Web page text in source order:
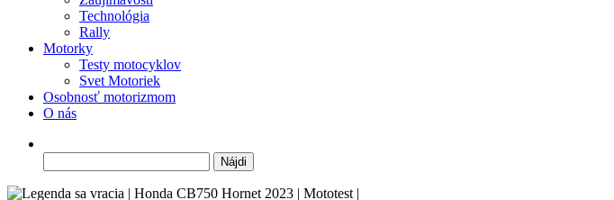
Technológia
Rally
Motorky
Testy motocyklov
Svet Motoriek
Osobnosť motorizmom
O nás